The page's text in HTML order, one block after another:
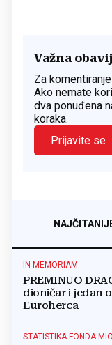
Važna
Za
Ako nemate
dva ponuđena
koraka.
Prijavite se
IN MEMORIAM
PREMINUO
dioničar i jedan
Euroherca
STATISTIKA FONDA